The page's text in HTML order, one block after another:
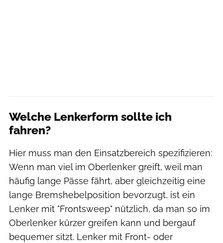
Welche Lenkerform sollte ich
fahren?
Hier muss man den Einsatzbereich spezifizieren:
Wenn man viel im Oberlenker greift, weil man
häufig lange Pässe fährt, aber gleichzeitig eine
lange Bremshebelposition bevorzugt, ist ein
Lenker mit "Frontsweep" nützlich, da man so im
Oberlenker kürzer greifen kann und bergauf
bequemer sitzt. Lenker mit Front- oder